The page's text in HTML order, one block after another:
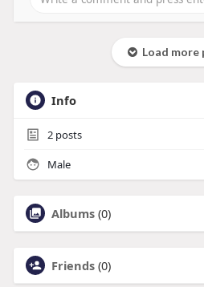
Load more
Info
2posts
Male
Albums (0)
Friends (0)